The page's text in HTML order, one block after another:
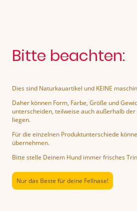
Bitte beachten:
Dies sind Naturkauartikel und KEINE
Daher können Form, Farbe, Größe und
unterscheiden, teilweise auch außerhalb
liegen.
Für die einzelnen Produktunterschiede
übernehmen.
Bitte stelle Deinem Hund immer frisches
Nur das Beste für deine Fellnase!